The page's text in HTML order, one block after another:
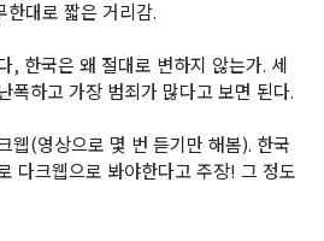
대로 짧은 거리감.
, 한국은 왜 절대로 변하지 않는가. 세
폭하고 가장 범죄가 많다고 보면 된다.
웹(영상으로 몇 번 듣기만 해봄). 한국
다크웹으로 봐야한다고 주장! 그 정도